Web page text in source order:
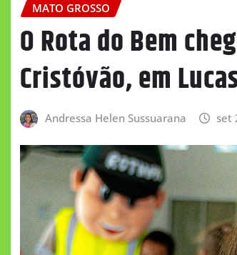
MATO GROSSO
O Rota do Bem
Cristóvão, em
Andressa Helen Sussuarana set